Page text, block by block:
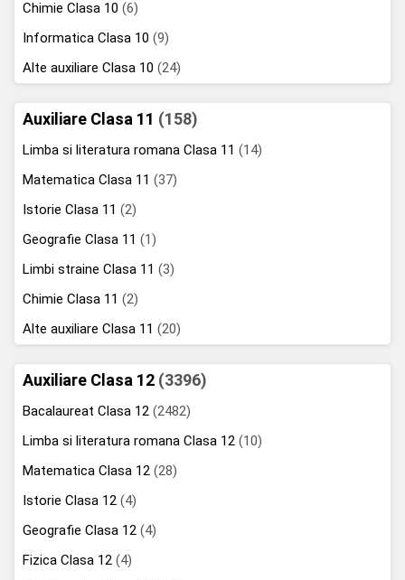
Chimie Clasa 10 (6)
Informatica Clasa 10 (9)
Alte auxiliare Clasa 10 (24)
Auxiliare Clasa 11 (158)
Limba si literatura romana Clasa 11 (14)
Matematica Clasa 11 (37)
Istorie Clasa 11 (2)
Geografie Clasa 11 (1)
Limbi straine Clasa 11 (3)
Chimie Clasa 11 (2)
Alte auxiliare Clasa 11 (20)
Auxiliare Clasa 12 (3396)
Bacalaureat Clasa 12 (2482)
Limba si literatura romana Clasa 12 (10)
Matematica Clasa 12 (28)
Istorie Clasa 12 (4)
Geografie Clasa 12 (4)
Fizica Clasa 12 (4)